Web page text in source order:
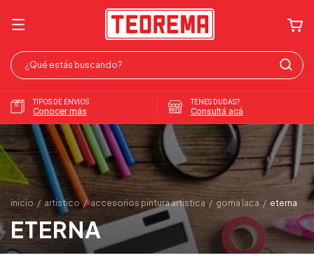
TIPOS DE ENVIOS
Conocer más
TENES DUDAS?
Consultá acá
inicio / artistico / accesorios pintura artistica / goma laca / eterna
ETERNA